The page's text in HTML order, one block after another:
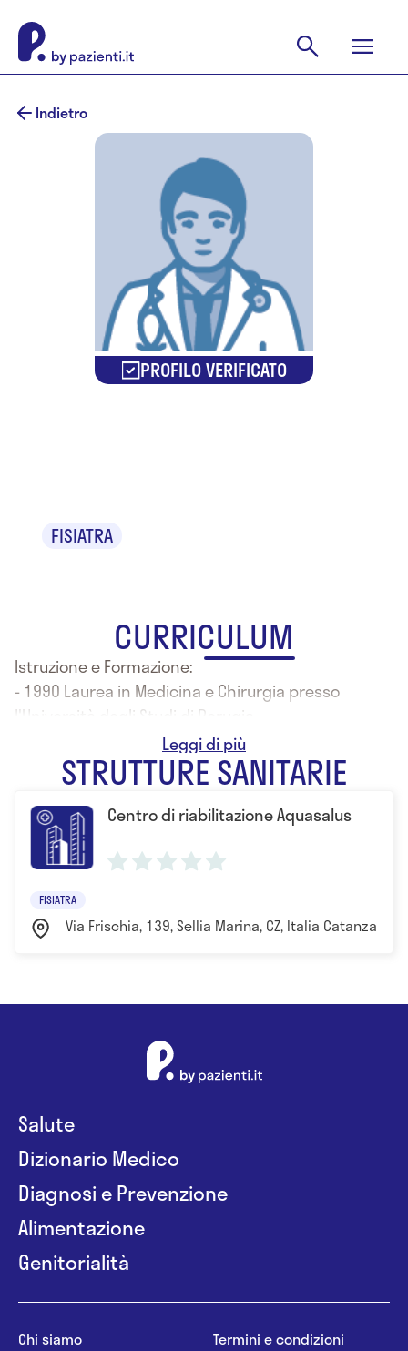
Indietro
PROFILO VERIFICATO
FISIATRA
CURRICULUM
Istruzione e Formazione:
- 1990 Laurea in Medicina e Chirurgia presso
l'Università degli Studi di Perugia
- Specializzazione in Medicina fisica e riabilitativa
STRUTTURE SANITARIE
Centro di riabilitazione Aquasalus
FISIATRA
Via Frischia, 139, Sellia Marina, CZ, Italia Catanzaro
Salute
Dizionario Medico
Diagnosi e Prevenzione
Alimentazione
Genitorialità
Chi siamo
Termini e condizioni